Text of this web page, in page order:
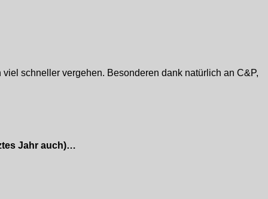
schneller vergehen. Besonderen dank natürlich an C&P,
Jahr auch)…